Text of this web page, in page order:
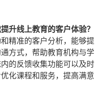
升线上教育的客户体验？
精准的客户分析，能够提
方式，帮助教育机构与学
的反馈收集功能可以及时
化课程和服务，提高满意